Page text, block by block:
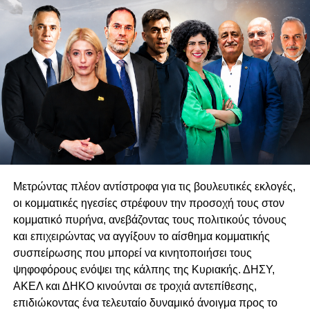
Με βάση τον πρόσφατα ανανεωμένο εκλογικό κατάλογο,
το Υπουργείο Εσωτερικών εισηγείται τη μετακίνηση μίας
έδρας από τη Λευκωσία προς την Πάφο. Η πρόταση
αιτιολογείται αναλυτικά στο σημείωμα που συνοδεύει το
νομοσχέδιο.
Η τρέχουσα κατανομή των εδρών ανά επαρχία έχει ως
εξής: Λευκωσία – 20, Λεμεσός – 12, Αμμόχωστος – 11,
Λάρνακα – 6, Πάφος – 4, Κερύνεια – 3.
Με βάση τα στοιχεία του μόνιμου καταλόγου, ο οποίος
ενημερώθηκε με τον συμπληρωματικό κατάλογο της 2ας
Οκτωβρίου 2025, οι εγγεγραμμένοι ψηφοφόροι
ανέρχονται σε 561.253 και κατανέμονται ως εξής:
Λευκωσία 195.728, Λεμεσός 115.885, Αμμόχωστος
114.735, Λάρνακα 59.655, Πάφος 46.543 και Κερύνεια
28.707.
Το μέτρο κατανομής των εδρών προκύπτει από τη
Μετρώντας πλέον αντίστροφα για τις βουλευτικές εκλογές,
οι κομματικές ηγεσίες στρέφουν την προσοχή τους στον
κομματικό πυρήνα, ανεβάζοντας τους πολιτικούς τόνους
και επιχειρώντας να αγγίξουν το αίσθημα κομματικής
συσπείρωσης που μπορεί να κινητοποιήσει τους
ψηφοφόρους ενόψει της κάλπης της Κυριακής. ΔΗΣΥ,
ΑΚΕΛ και ΔΗΚΟ κινούνται σε τροχιά αντεπίθεσης,
επιδιώκοντας ένα τελευταίο δυναμικό άνοιγμα προς το